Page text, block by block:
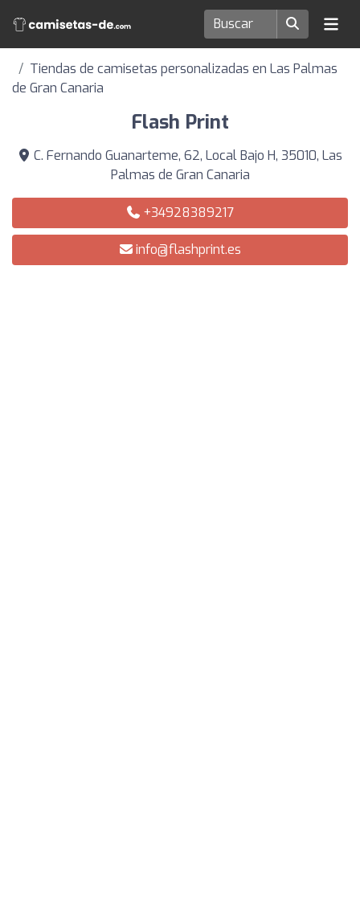
Tiendas de camisetas personalizadas en Las Palmas
de Gran Canaria
Flash Print
C. Fernando Guanarteme, 62, Local Bajo H, 35010, Las
Palmas de Gran Canaria
+34928389217
info@flashprint.es